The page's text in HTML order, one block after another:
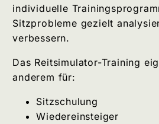
individuelle
Sitzprobleme gezielt
verbessern.
Das Reitsimulator-Training
anderem für:
Sitzschulung
Wiedereinsteiger